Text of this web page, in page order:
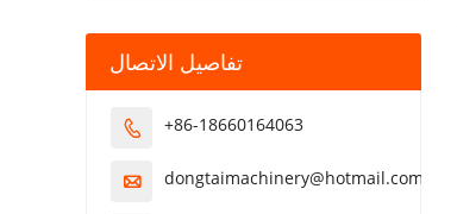
تفاصيل الاتصال
 +86-18660164063
 dongtaimachinery@hotmail.com